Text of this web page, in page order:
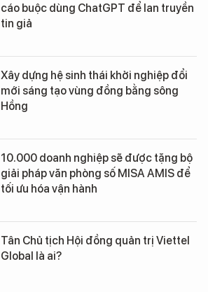
cáo buộc dùng ChatGPT để lan truyền
tin giả
Xây dựng hệ sinh thái khởi nghiệp đổi
mới sáng tạo vùng đồng bằng sông
Hồng
10.000 doanh nghiệp sẽ được tặng bộ
giải pháp văn phòng số MISA AMIS để
tối ưu hóa vận hành
Tân Chủ tịch Hội đồng quản trị Viettel
Global là ai?